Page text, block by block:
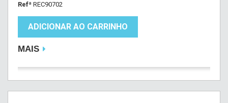
Refª REC90702
ADICIONAR AO CARRINHO
MAIS